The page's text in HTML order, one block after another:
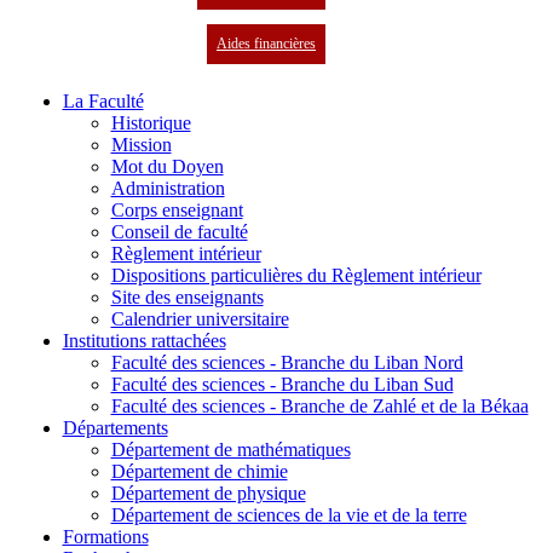
Aides financières
La Faculté
Historique
Mission
Mot du Doyen
Administration
Corps enseignant
Conseil de faculté
Règlement intérieur
Dispositions particulières du Règlement intérieur
Site des enseignants
Calendrier universitaire
Institutions rattachées
Faculté des sciences - Branche du Liban Nord
Faculté des sciences - Branche du Liban Sud
Faculté des sciences - Branche de Zahlé et de la Békaa
Départements
Département de mathématiques
Département de chimie
Département de physique
Département de sciences de la vie et de la terre
Formations